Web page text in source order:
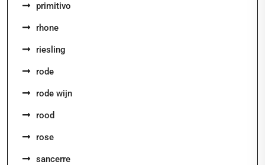
primitivo
rhone
riesling
rode
rode wijn
rood
rose
sancerre